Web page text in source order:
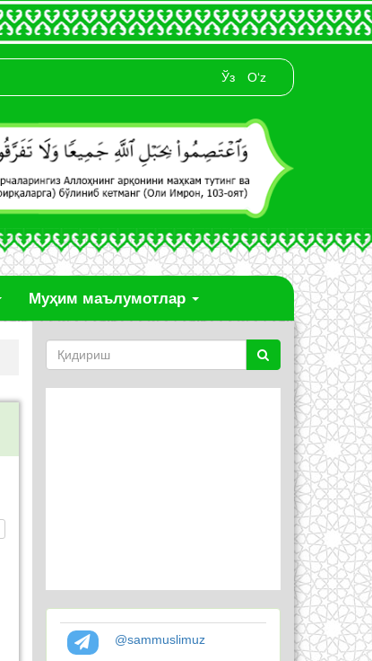
Ўз O‘z
Муҳим маълумотлар
@sammuslimuz